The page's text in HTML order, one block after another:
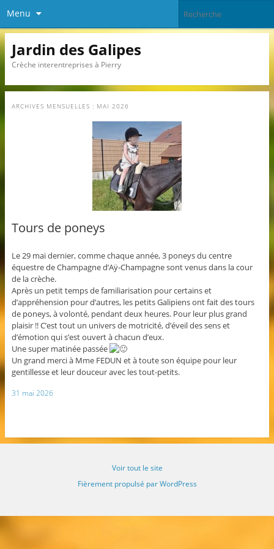
Menu
Jardin des Galipes
Crèche interentreprises à Pierry
ARCHIVES MENSUELLES : MAI 2026
Tours de poneys
Le 29 mai dernier, comme chaque année, 3 poneys du centre
équestre de Champagne d’Aÿ-Champagne sont venus dans la cour
de la crèche.
Après un petit temps de familiarisation pour certains et
d’appréhension pour d’autres, les petits Galipiens ont fait des tours
de poneys, à volonté, pendant deux heures. Pour leur plus grand
plaisir !! C’est tout un univers de motricité, d’éveil des sens et
d’émotion qui s’est ouvert à chacun d’eux.
Une super matinée passée
Un grand merci à Mme FEDUN et à toute son équipe pour leur
gentillesse et leur douceur avec les tout-petits.
31 mai 2026
Voir tout le site
Fièrement propulsé par WordPress